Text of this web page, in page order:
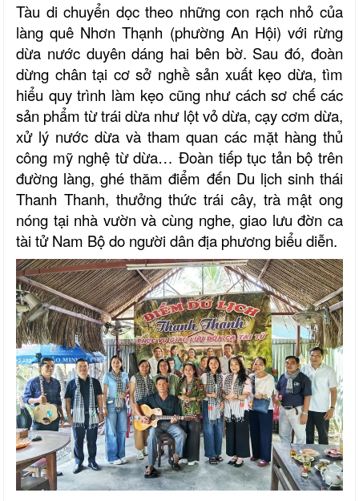
Tàu di chuyển dọc theo những con rạch nhỏ của
làng quê Nhơn Thạnh (phường An Hội) với rừng
dừa nước duyên dáng hai bên bờ. Sau đó, đoàn
dừng chân tại cơ sở nghề sản xuất kẹo dừa, tìm
hiểu quy trình làm kẹo cũng như cách sơ chế các
sản phẩm từ trái dừa như lột vỏ dừa, cạy cơm dừa,
xử lý nước dừa và tham quan các mặt hàng thủ
công mỹ nghệ từ dừa… Đoàn tiếp tục tản bộ trên
đường làng, ghé thăm điểm đến Du lịch sinh thái
Thanh Thanh, thưởng thức trái cây, trà mật ong
nóng tại nhà vườn và cùng nghe, giao lưu đờn ca
tài tử Nam Bộ do người dân địa phương biểu diễn.